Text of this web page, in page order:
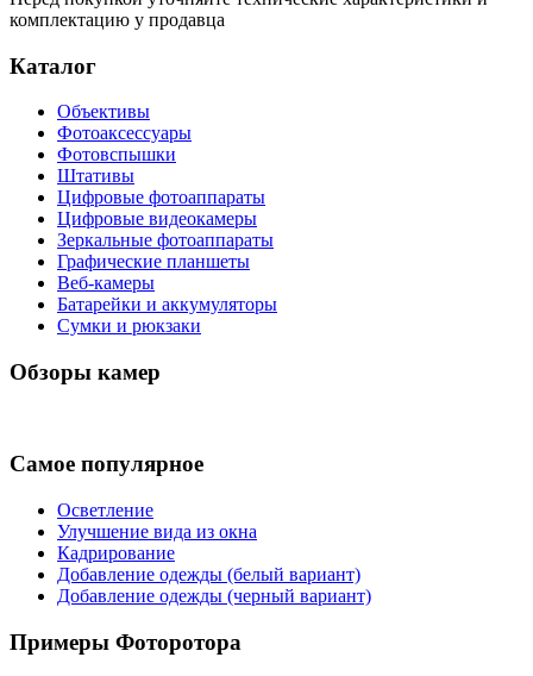
комплектацию у продавца
Каталог
Объективы
Фотоаксессуары
Фотовспышки
Штативы
Цифровые фотоаппараты
Цифровые видеокамеры
Зеркальные фотоаппараты
Графические планшеты
Веб-камеры
Батарейки и аккумуляторы
Сумки и рюкзаки
Обзоры камер
Самое популярное
Осветление
Улучшение вида из окна
Кадрирование
Добавление одежды (белый вариант)
Добавление одежды (черный вариант)
Примеры Фоторотора